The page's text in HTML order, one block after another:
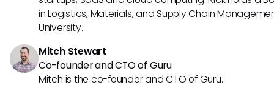
in Logistics, Materials, and Supply Chain
University.
Mitch Stewart
Co-founder and CTO of Guru
Mitch is the co-founder and CTO of Guru.